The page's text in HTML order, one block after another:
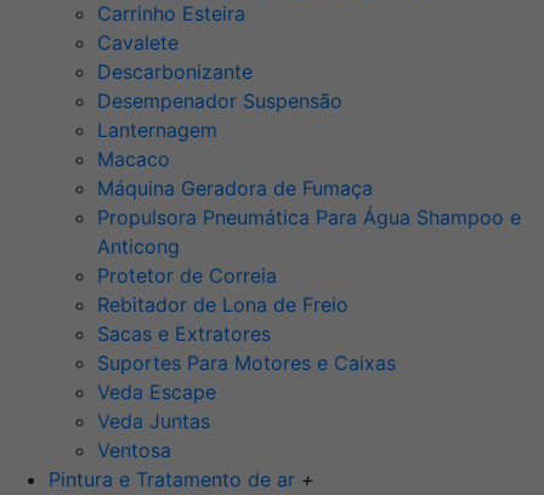
Carrinho Esteira
Cavalete
Descarbonizante
Desempenador Suspensão
Lanternagem
Macaco
Máquina Geradora de Fumaça
Propulsora Pneumática Para Água Shampoo e
Anticong
Protetor de Correia
Rebitador de Lona de Freio
Sacas e Extratores
Suportes Para Motores e Caixas
Veda Escape
Veda Juntas
Ventosa
Pintura e Tratamento de ar +